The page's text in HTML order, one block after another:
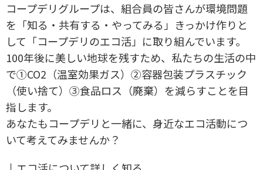
コープデリグループは、組合員の皆さんが環境問題
を「知る・共有する・やってみる」きっかけ作りと
して「コープデリのエコ活」に取り組んでいます。
100年後に美しい地球を残すため、私たちの生活の中
で①CO2（温室効果ガス）②容器包装プラスチック
（使い捨て）③食品ロス（廃棄）を減らすことを目
指します。
あなたもコープデリと一緒に、身近なエコ活動につ
いて考えてみませんか？